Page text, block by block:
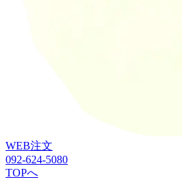
WEB注文
092-624-5080
TOPへ